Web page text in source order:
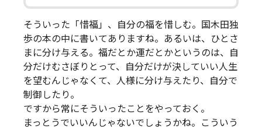
そういった「惜福」、自分の福を惜しむ。国木田独
歩の本の中に書いてありますね。あるいは、ひとさ
まに分け与える。福だとか運だとかというのは、自
分だけむさぼりとって、自分だけが決していい人生
を望むんじゃなくて、人様に分け与えたり、自分で
制御したり。
ですから常にそういったことをやっておく。
まっとうでいいんじゃないでしょうかね。こういう